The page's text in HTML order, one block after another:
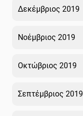
Δεκέμβριος 2019
Νοέμβριος 2019
Οκτώβριος 2019
Σεπτέμβριος 2019